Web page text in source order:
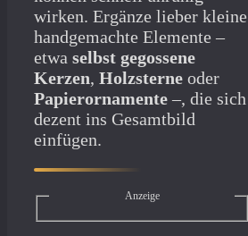
wirken. Ergänze lieber kleine
handgemachte Elemente –
etwa selbst gegossene
Kerzen, Holzsterne oder
Papierornamente –, die sich
dezent ins Gesamtbild
einfügen.
Anzeige